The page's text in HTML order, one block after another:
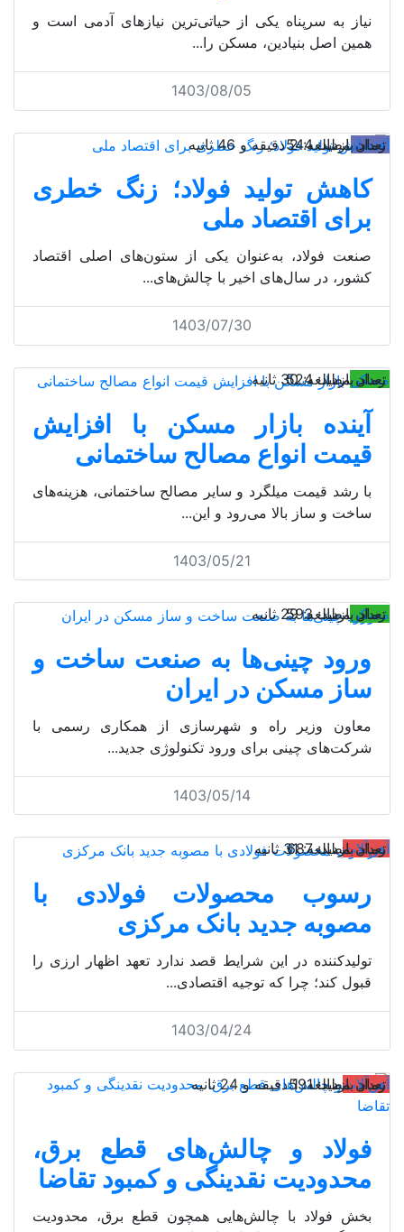
نیاز به سرپناه یکی از حیاتی‌‌‌ترین نیازهای آدمی است و
همین اصل بنیادین، مسکن را...
1403/08/05
اقتصاد
زمان مطالعه: 2 دقیقه و 46 ثانیه
تعداد بازدید: 544
کاهش تولید فولاد؛ زنگ خطری
برای اقتصاد ملی
صنعت فولاد، به‌عنوان یکی از ستون‌‌‌های اصلی اقتصاد
کشور، در سال‌های اخیر با چالش‌‌‌های...
1403/07/30
مسکن
زمان مطالعه: 30 ثانیه
تعداد بازدید: 524
آینده بازار مسکن با افزایش
قیمت انواع مصالح ساختمانی
با رشد قیمت میلگرد و سایر مصالح ساختمانی، هزینه‌های
ساخت و ساز بالا می‌رود و این...
1403/05/21
مسکن
زمان مطالعه: 29 ثانیه
تعداد بازدید: 593
ورود چینی‌ها به صنعت ساخت و
ساز مسکن در ایران
معاون وزیر راه و شهرسازی از همکاری رسمی با
شرکت‌های چینی برای ورود تکنولوژی جدید...
1403/05/14
آهن‌آلات
زمان مطالعه: 31 ثانیه
تعداد بازدید: 687
رسوب محصولات فولادی با
مصوبه جدید بانک مرکزی
تولیدکننده در این شرایط قصد ندارد تعهد اظهار ارزی را
قبول کند؛ چرا که توجیه اقتصادی...
1403/04/24
آهن‌آلات
زمان مطالعه: 1 دقیقه و 24 ثانیه
تعداد بازدید: 591
فولاد و چالش‏‏‌های قطع برق،
محدودیت نقدینگی و کمبود تقاضا
بخش فولاد با چالش‏‏‌هایی همچون قطع برق، محدودیت